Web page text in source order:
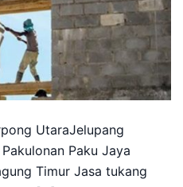
UtaraJelupang
Paku Jaya
Timur Jasa tukang